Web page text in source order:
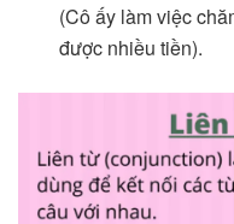
(Cô ấy làm việc
được nhiều tiền).